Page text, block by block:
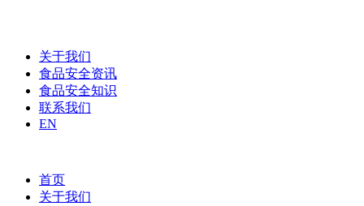
关于我们
食品安全资讯
食品安全知识
联系我们
EN
首页
关于我们